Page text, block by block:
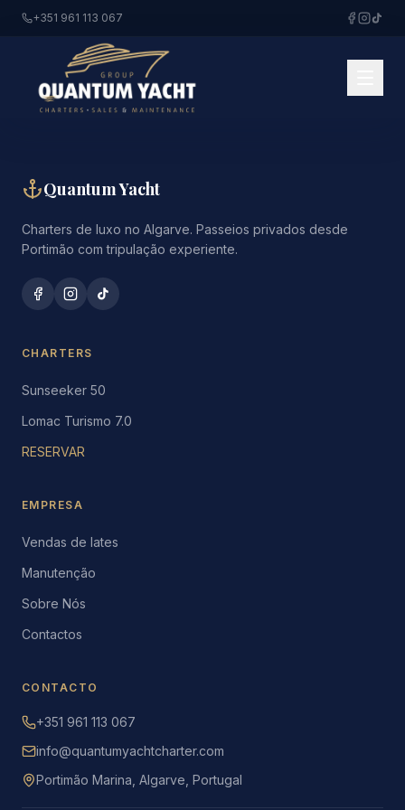
+351 961 113 067
Quantum Yacht
Charters de luxo no Algarve. Passeios privados desde
Portimão com tripulação experiente.
CHARTERS
Sunseeker 50
Lomac Turismo 7.0
RESERVAR
EMPRESA
Vendas de Iates
Manutenção
Sobre Nós
Contactos
CONTACTO
+351 961 113 067
info@quantumyachtcharter.com
Portimão Marina, Algarve, Portugal